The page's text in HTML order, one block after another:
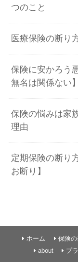
つのこと
医療保険の断り
保険に安かろう
無名は関係ない】
保険の悩みは家
理由
定期保険の断り
お断り】
ホーム 保険の
about
プ